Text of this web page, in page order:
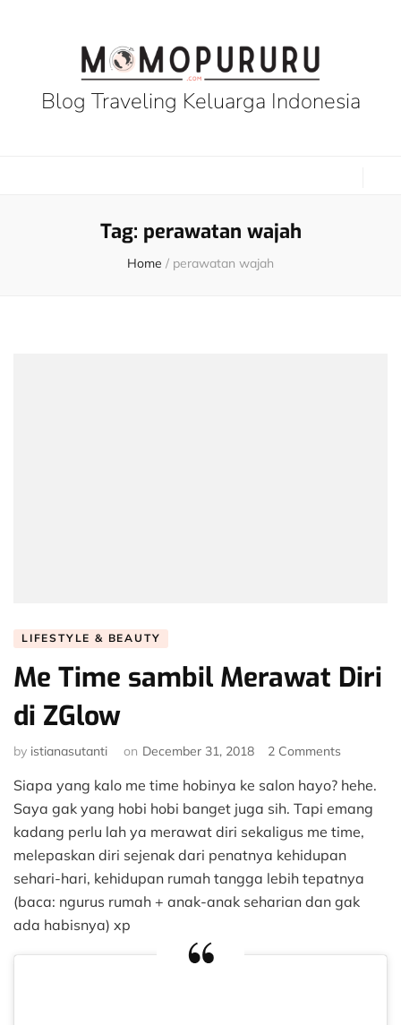
Blog Traveling Keluarga Indonesia
Tag: perawatan wajah
Home / perawatan wajah
LIFESTYLE & BEAUTY
Me Time sambil Merawat Diri
di ZGlow
by istianasutanti on December 31, 2018 2 Comments
Time
sambil
Merawat
di
ZGlow
Siapa yang kalo me time hobinya ke salon hayo? hehe.
Saya gak yang hobi hobi banget juga sih. Tapi emang
kadang perlu lah ya merawat diri sekaligus me time,
melepaskan diri sejenak dari penatnya kehidupan
sehari-hari, kehidupan rumah tangga lebih tepatnya
(baca: ngurus rumah + anak-anak seharian dan gak
ada habisnya) xp